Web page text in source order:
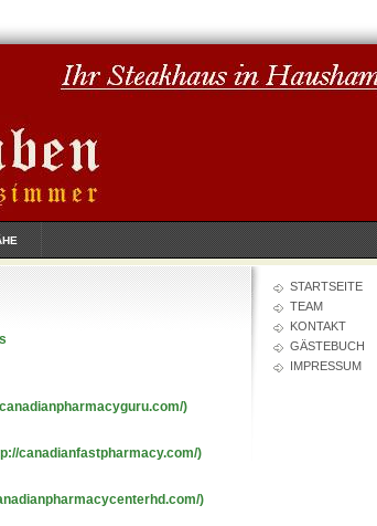
STARTSEITE
TEAM
KONTAKT
GÄSTEBUCH
IMPRESSUM
)
canadianfastpharmacy.com/)
)